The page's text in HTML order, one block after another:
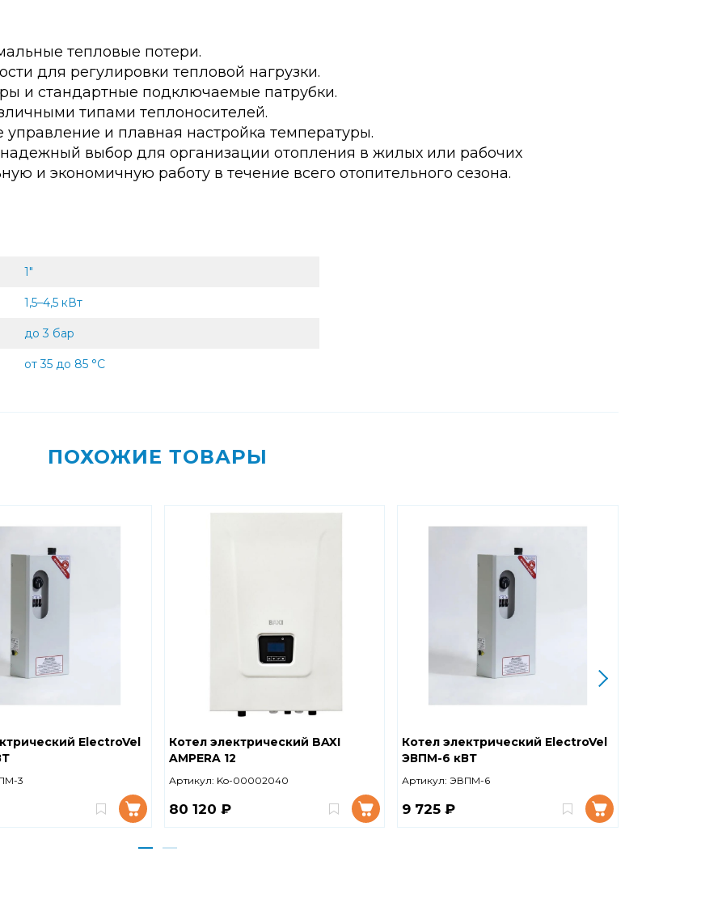
тепловые потери.
для регулировки тепловой нагрузки.
и стандартные подключаемые патрубки.
типами теплоносителей.
управление и плавная настройка температуры.
выбор для организации отопления в жилых или рабочих
и экономичную работу в течение всего отопительного сезона.
1"
1,5–4,5 кВт
до 3 бар
от 35 до 85 °C
ПОХОЖИЕ ТОВАРЫ
ElectroVel
3
Котел электрический BAXI
AMPERA 12
Артикул: Ko-00002040
80 120 ₽
Котел электрический ElectroVel
ЭВПМ-6 кВТ
Артикул: ЭВПМ-6
9 725 ₽